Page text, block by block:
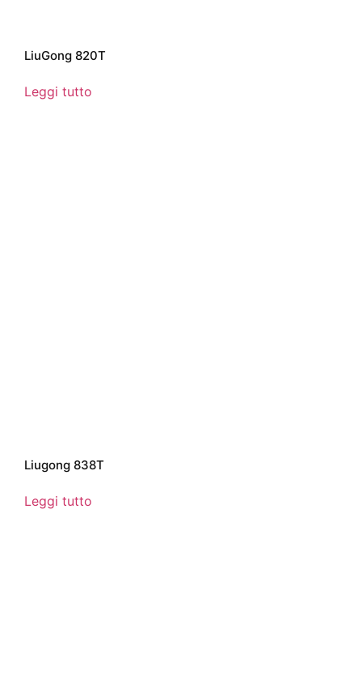
LiuGong 820T
Leggi tutto
Liugong 838T
Leggi tutto